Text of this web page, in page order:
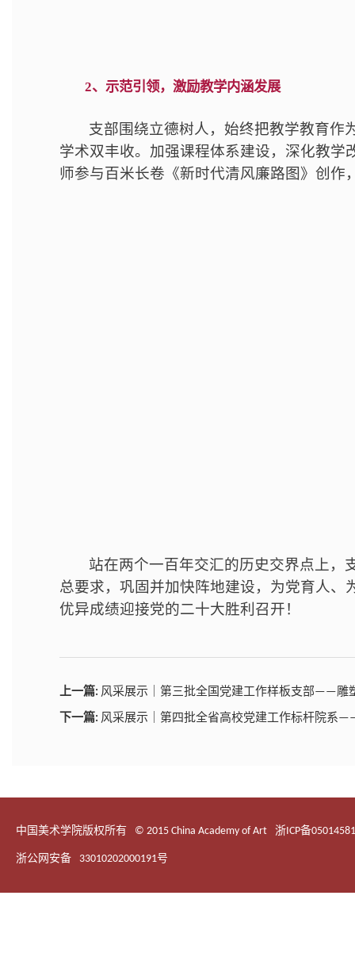
2、示范引领，激励教学内涵发展
支部围绕立德树人，始终把教学教育作
学术双丰收。加强课程体系建设，深化教
师参与百米长卷《新时代清风廉路图》创
站在两个一百年交汇的历史交界点上，
总要求，巩固并加快阵地建设，为党育人
优异成绩迎接党的二十大胜利召开！
上一篇: 风采展示｜第三批全国党建工作样板支部——雕
下一篇: 风采展示｜第四批全省高校党建工作标杆院系
中国美术学院版权所有 © 2015 China Academy of Art 浙ICP备
浙公网安备 33010202000191号